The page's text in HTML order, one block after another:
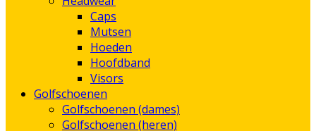
Caps
Mutsen
Hoeden
Hoofdband
Visors
Golfschoenen
Golfschoenen (dames)
Golfschoenen (heren)